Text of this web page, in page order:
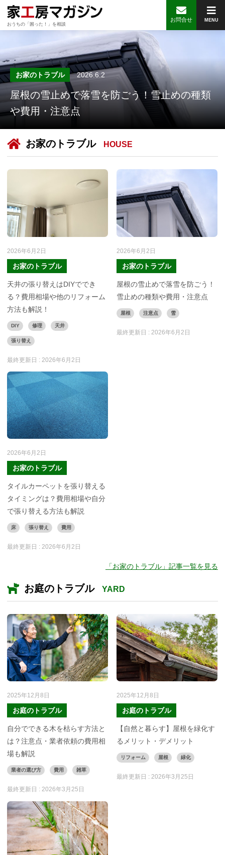
おうちの「困った！」を相談
MENU
お問合せ
お家のトラブル 2026.6.2
屋根の雪止めで落雪を防ごう！雪止めの種類
や費用・注意点
お家のトラブル HOUSE
2026年6月2日
お家のトラブル
天井の張り替えはDIYででき
る？費用相場や他のリフォーム
方法も解説！
DIY 修理 天井
張り替え
最終更新日 : 2026年6月2日
2026年6月2日
お家のトラブル
屋根の雪止めで落雪を防ごう！
雪止めの種類や費用・注意点
屋根 注意点 雪
最終更新日 : 2026年6月2日
2026年6月2日
お家のトラブル
タイルカーペットを張り替える
タイミングは？費用相場や自分
で張り替える方法も解説
床 張り替え 費用
最終更新日 : 2026年6月2日
「お家のトラブル」記事一覧を見る
お庭のトラブル YARD
2025年12月8日
お庭のトラブル
自分でできる木を枯らす方法と
は？注意点・業者依頼の費用相
場も解説
業者の選び方 費用 雑草
最終更新日 : 2026年3月25日
2025年12月8日
お庭のトラブル
【自然と暮らす】屋根を緑化す
るメリット・デメリット
リフォーム 屋根 緑化
最終更新日 :2026年3月25日